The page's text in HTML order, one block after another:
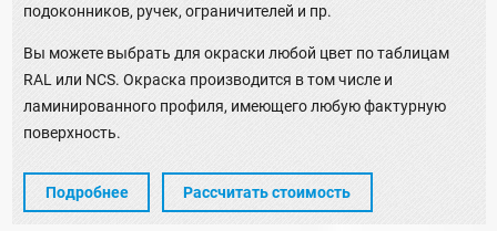
подоконников, ручек, ограничителей и пр.
Вы можете выбрать для окраски любой цвет по таблицам
RAL или NCS. Окраска производится в том числе и
ламинированного профиля, имеющего любую фактурную
поверхность.
Подробнее Рассчитать стоимость